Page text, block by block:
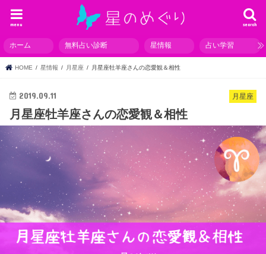
search
menu
ホーム 無料占い診断 星情報 占い学習
HOME 星情報 月星座 月星座牡羊座さんの恋愛観＆相性
月星座
2019.09.11
月星座牡羊座さんの恋愛観＆相性